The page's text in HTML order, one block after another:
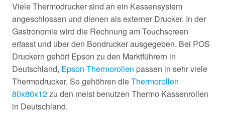
Viele Thermodrucker sind an ein Kassensystem
angeschlossen und dienen als externer Drucker. In der
Gastronomie wird die Rechnung am Touchscreen
erfasst und über den Bondrucker ausgegeben. Bei POS
Druckern gehört Epson zu den Marktführern in
Deutschland, Epson Thermorollen passen in sehr viele
Thermodrucker. So gehöhren dieThermorollen
80x80x12zu den meist benutzen Thermo Kassenrollen
in Deutschland.